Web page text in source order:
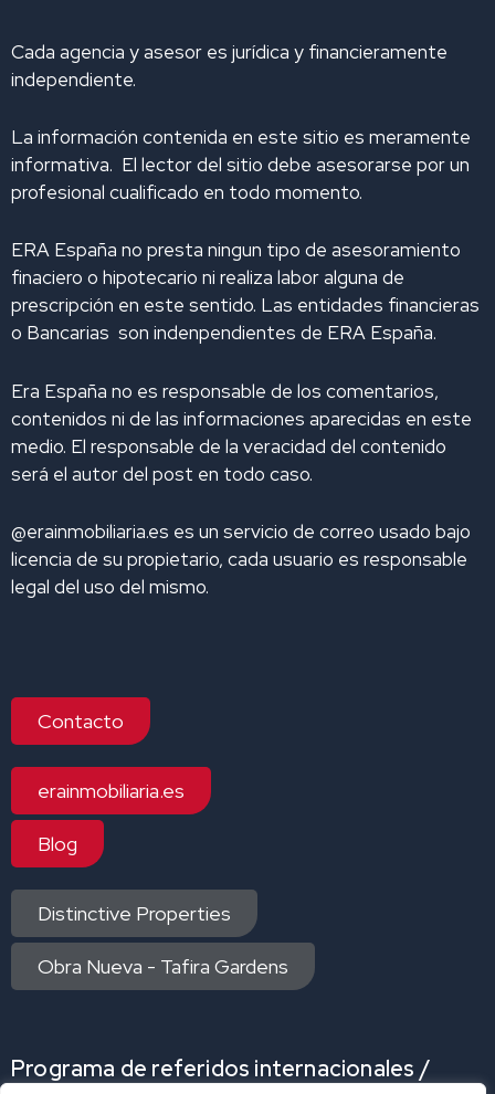
k
e
d
n
b
o
k
a
a
m
u i
Cada agencia y asesor es jurídica y financieramente
independiente.
La información contenida en este sitio es meramente
informativa. El lector del sitio debe asesorarse por un
profesional cualificado en todo momento.
ERA España no presta ningun tipo de asesoramiento
finaciero o hipotecario ni realiza labor alguna de
prescripción en este sentido. Las entidades financieras
o Bancarias son indenpendientes de ERA España.
Era España no es responsable de los comentarios,
contenidos ni de las informaciones aparecidas en este
medio. El responsable de la veracidad del contenido
será el autor del post en todo caso.
@erainmobiliaria.es es un servicio de correo usado bajo
licencia de su propietario, cada usuario es responsable
legal del uso del mismo.
Contacto
erainmobiliaria.es
Blog
Distinctive Properties
Obra Nueva - Tafira Gardens
Programa de referidos internacionales /